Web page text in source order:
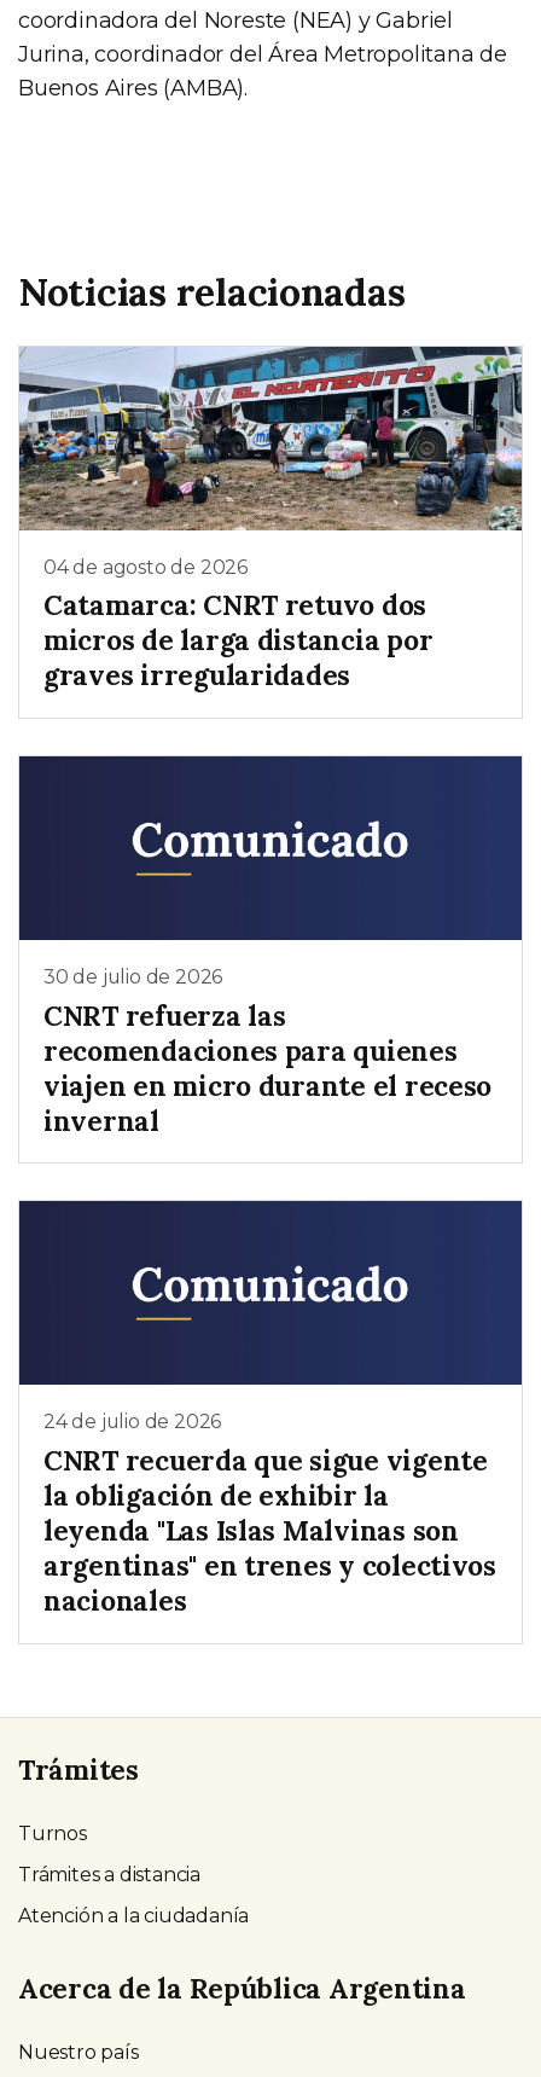
coordinadora del Noreste (NEA) y Gabriel
Jurina, coordinador del Área Metropolitana de
Buenos Aires (AMBA).
Noticias relacionadas
04 de agosto de 2026
Catamarca: CNRT retuvo dos
micros de larga distancia por
graves irregularidades
30 de julio de 2026
CNRT refuerza las
recomendaciones para quienes
viajen en micro durante el receso
invernal
24 de julio de 2026
CNRT recuerda que sigue vigente
la obligación de exhibir la
leyenda "Las Islas Malvinas son
argentinas" en trenes y colectivos
nacionales
Trámites
Turnos
Trámites a distancia
Atención a la ciudadanía
Acerca de la República Argentina
Nuestro país